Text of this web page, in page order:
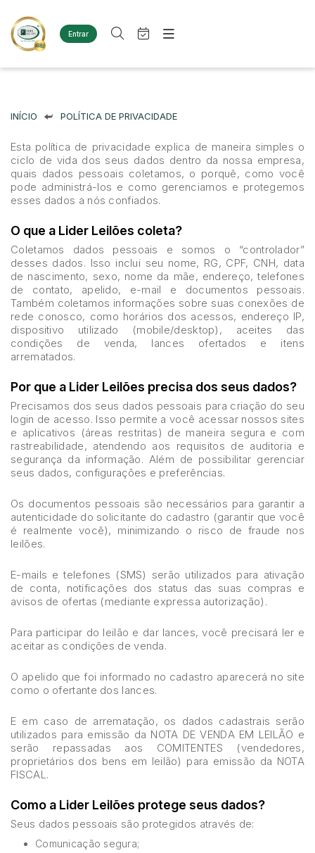
Entrar
Criar conta Entrar
Site
Quem Somos
Busca por categoria
Diversos
Bens diversos
Imóveis
Terreno
Materiais/Equipamentos
Sucata Ferrosa
Veículos
Ambulância
Caminhonetes
Carros
Motos
Pá Carregadeira
SUV
Utilitário & furgão
Estados Cidade
Bairro Comitente
Judiciais Extrajudiciais
Faixa de valor
R$ até
Quem Somos
Fale Conosco
INÍCIO POLÍTICA DE PRIVACIDADE
Esta política de privacidade explica de maneira simples o
ciclo de vida dos seus dados dentro da nossa empresa,
quais dados pessoais coletamos, o porquê, como você
pode administrá-los e como gerenciamos e protegemos
esses dados a nós confiados.
O que a Lider Leilões coleta?
Coletamos dados pessoais e somos o “controlador”
desses dados. Isso inclui seu nome, RG, CPF, CNH, data
de nascimento, sexo, nome da mãe, endereço, telefones
de contato, apelido, e-mail e documentos pessoais.
Também coletamos informações sobre suas conexões de
rede conosco, como horários dos acessos, endereço IP,
dispositivo utilizado (mobile/desktop), aceites das
condições de venda, lances ofertados e itens
arrematados.
Por que a Lider Leilões precisa dos seus dados?
Precisamos dos seus dados pessoais para criação do seu
login de acesso. Isso permite a você acessar nossos sites
e aplicativos (áreas restritas) de maneira segura e com
rastreabilidade, atendendo aos requisitos de auditoria e
segurança da informação. Além de possibilitar gerenciar
seus dados, configurações e preferências.
Os documentos pessoais são necessários para garantir a
autenticidade do solicitante do cadastro (garantir que você
é realmente você), minimizando o risco de fraude nos
leilões.
E-mails e telefones (SMS) serão utilizados para ativação
de conta, notificações dos status das suas compras e
avisos de ofertas (mediante expressa autorização).
Para participar do leilão e dar lances, você precisará ler e
aceitar as condições de venda.
O apelido que foi informado no cadastro aparecerá no site
como o ofertante dos lances.
E em caso de arrematação, os dados cadastrais serão
utilizados para emissão da NOTA DE VENDA EM LEILÃO e
serão repassadas aos COMITENTES (vendedores,
proprietários dos bens em leilão) para emissão da NOTA
FISCAL.
Como a Lider Leilões protege seus dados?
Seus dados pessoais são protegidos através de:
Comunicação segura;